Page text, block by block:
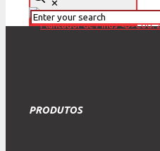
✕
PRODUTOS